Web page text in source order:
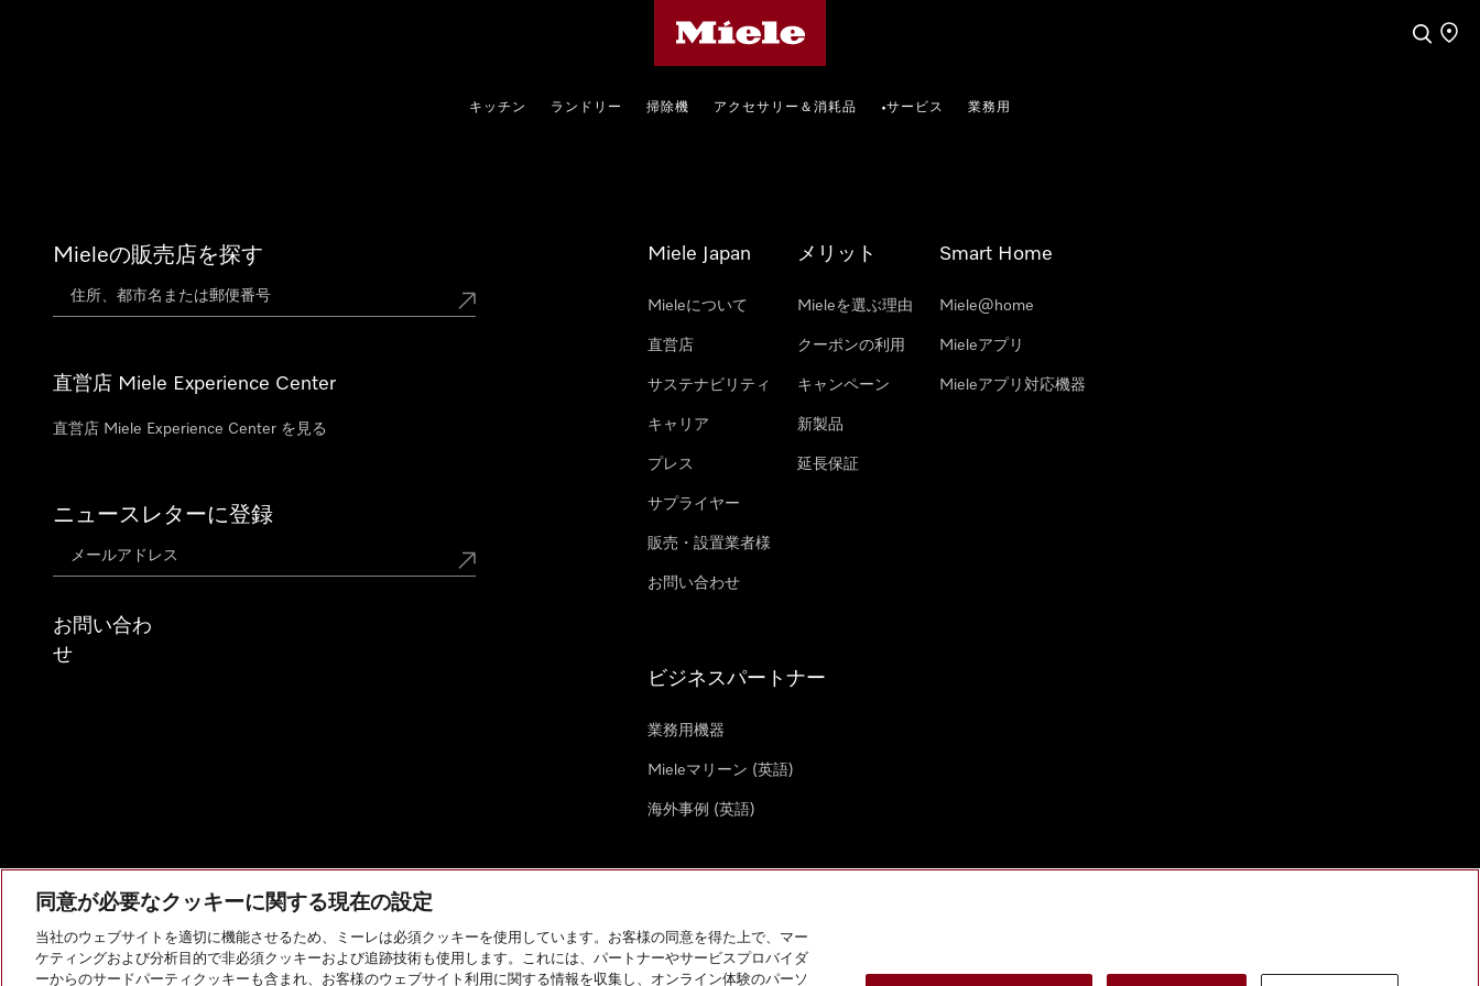
検索 店舗
キッチン ランドリー 掃除機 アクセサリー＆消耗品 •サービス 業務用
Mieleの販売店を探す
直営店 Miele Experience Center
直営店 Miele Experience Center を見る
ニュースレターに登録
お問い合わ
せ
Miele Japan
Mieleについて
直営店
サステナビリティ
キャリア
プレス
サプライヤー
販売・設置業者様
お問い合わせ
メリット
Mieleを選ぶ理由
クーポンの利用
キャンペーン
新製品
延長保証
Smart Home
Miele@home
Mieleアプリ
Mieleアプリ対応機器
ビジネスパートナー
業務用機器
Mieleマリーン (英語)
海外事例 (英語)
会社概要 法的通知 個人情報保護方針 利用規約
クッキー設定
同意が必要なクッキーに関する現在の設定
当社のウェブサイトを適切に機能させるため、ミーレは必須クッキーを使用しています。お客様の同意を得た上で、マー
ケティングおよび分析目的で非必須クッキーおよび追跡技術も使用します。これには、パートナーやサービスプロバイダ
ーからのサードパーティクッキーも含まれ、お客様のウェブサイト利用に関する情報を収集し、オンライン体験のパーソ